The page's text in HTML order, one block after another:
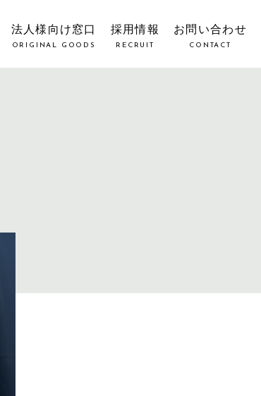
法人様向け窓口
ORIGINAL GOODS
採用情報
RECRUIT
お問い合わせ
CONTACT